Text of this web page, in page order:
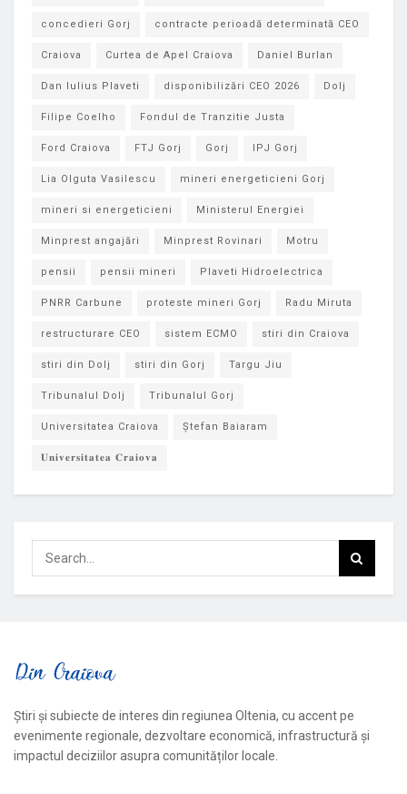
concedieri Gorj contracte perioadă determinată CEO
Craiova Curtea de Apel Craiova Daniel Burlan
Dan Iulius Plaveti disponibilizări CEO 2026 Dolj
Filipe Coelho Fondul de Tranzitie Justa
Ford Craiova FTJ Gorj Gorj IPJ Gorj
Lia Olguta Vasilescu mineri energeticieni Gorj
mineri si energeticieni Ministerul Energiei
Minprest angajări Minprest Rovinari Motru
pensii pensii mineri Plaveti Hidroelectrica
PNRR Carbune proteste mineri Gorj Radu Miruta
restructurare CEO sistem ECMO stiri din Craiova
stiri din Dolj stiri din Gorj Targu Jiu
Tribunalul Dolj Tribunalul Gorj
Universitatea Craiova Ștefan Baiaram
𝐔𝐧𝐢𝐯𝐞𝐫𝐬𝐢𝐭𝐚𝐭𝐞𝐚 𝐂𝐫𝐚𝐢𝐨𝐯𝐚
Știri și subiecte de interes din regiunea Oltenia, cu accent pe
evenimente regionale, dezvoltare economică, infrastructură și
impactul deciziilor asupra comunităților locale.